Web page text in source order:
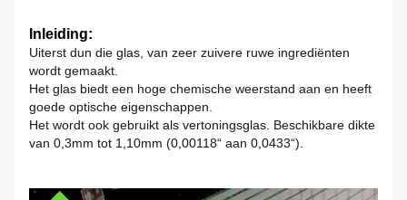
Inleiding:
Uiterst dun die glas, van zeer zuivere ruwe ingrediënten
wordt gemaakt.
Het glas biedt een hoge chemische weerstand aan en heeft
goede optische eigenschappen.
Het wordt ook gebruikt als vertoningsglas. Beschikbare dikte
van 0,3mm tot 1,10mm (0,00118“ aan 0,0433“).